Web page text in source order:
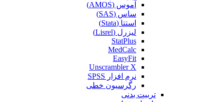
آموس (AMOS)
ساس (SAS)
استتا (Stata)
لیزرل (Lisrel)
StatPlus
MedCalc
EasyFit
Unscrambler X
نرم افزار SPSS
رگرسیون خطی
تربیت بدنی